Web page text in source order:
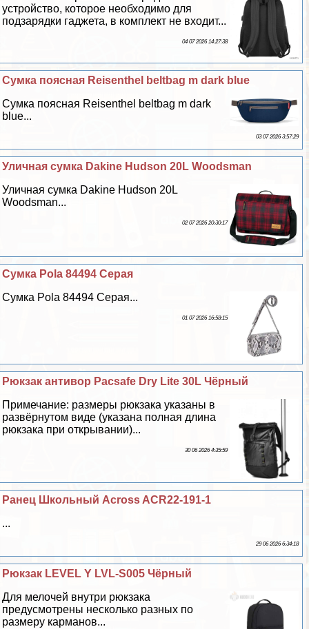
устройство, которое необходимо для
подзарядки гаджета, в комплект не входит...
04 07 2026 14:27:38
Сумка поясная Reisenthel beltbag m dark blue
Сумка поясная Reisenthel beltbag m dark
blue...
03 07 2026 3:57:29
Уличная сумка Dakine Hudson 20L Woodsman
Уличная сумка Dakine Hudson 20L
Woodsman...
02 07 2026 20:30:17
Сумка Pola 84494 Серая
Сумка Pola 84494 Серая...
01 07 2026 16:58:15
Рюкзак антивор Pacsafe Dry Lite 30L Чёрный
Примечание: размеры рюкзака указаны в
развёрнутом виде (указана полная длина
рюкзака при открывании)...
30 06 2026 4:35:59
Ранец Школьный Across ACR22-191-1
...
29 06 2026 6:34:18
Рюкзак LEVEL Y LVL-S005 Чёрный
Для мелочей внутри рюкзака
предусмотрены несколько разных по
размеру карманов...